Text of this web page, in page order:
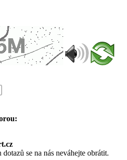
se na nás neváhejte obrátit.